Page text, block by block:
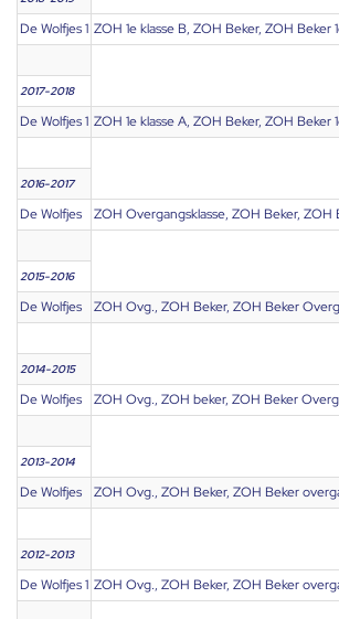
De Wolfjes 1 ZOH 1e klasse B, ZOH Beker, ZOH Beker
2017-2018
De Wolfjes 1 ZOH 1e klasse A, ZOH Beker, ZOH Beker
2016-2017
De Wolfjes ZOH Overgangsklasse, ZOH Beker, ZOH
2015-2016
De Wolfjes ZOH Ovg., ZOH Beker, ZOH Beker
2014-2015
De Wolfjes ZOH Ovg., ZOH beker, ZOH Beker
2013-2014
De Wolfjes ZOH Ovg., ZOH Beker, ZOH Beker
2012-2013
De Wolfjes 1 ZOH Ovg., ZOH Beker, ZOH Beker